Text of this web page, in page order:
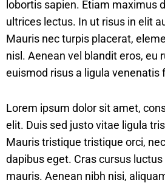
lobortis sapien. Etiam maximus
ultrices lectus. In ut risus in elit
Mauris nec turpis placerat,
nisl. Aenean vel blandit eros, eu
euismod risus a ligula venenatis
Lorem ipsum dolor sit amet,
elit. Duis sed justo vitae ligula
Mauris tristique tristique orci,
dapibus eget. Cras cursus
mauris. Aenean nibh nisi,